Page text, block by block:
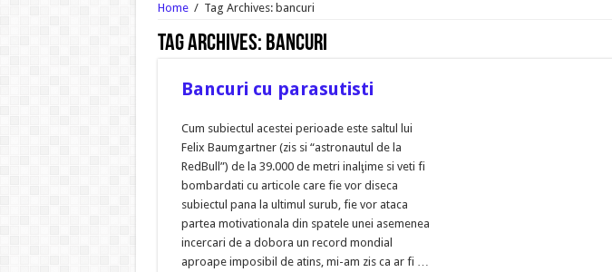
Home / Tag Archives: bancuri
Tag Archives: bancuri
Bancuri cu parasutisti
Cum subiectul acestei perioade este saltul lui
Felix Baumgartner (zis si “astronautul de la
RedBull”) de la 39.000 de metri inalţime si veti fi
bombardati cu articole care fie vor diseca
subiectul pana la ultimul surub, fie vor ataca
partea motivationala din spatele unei asemenea
incercari de a dobora un record mondial
aproape imposibil de atins, mi-am zis ca ar fi …